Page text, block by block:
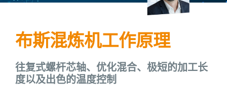
布斯混炼机工作原理
往复式螺杆芯轴、优化混合、极短的加工长
度以及出色的温度控制